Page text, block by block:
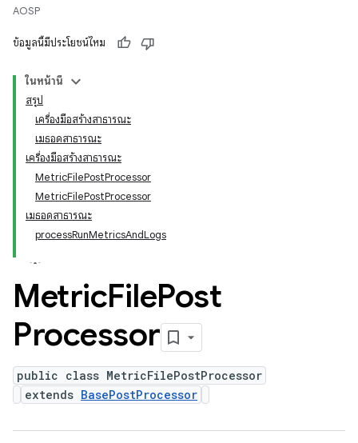
AOSP
ข้อมูลนี้มีประโยชน์ไหม
ในหน้านี้
สรุป
เครื่องมือสร้างสาธารณะ
เมธอดสาธารณะ
เครื่องมือสร้างสาธารณะ
MetricFilePostProcessor
MetricFilePostProcessor
เมธอดสาธารณะ
processRunMetricsAndLogs
MetricFilePost
Processor
public class MetricFilePostProcessor
extends BasePostProcessor